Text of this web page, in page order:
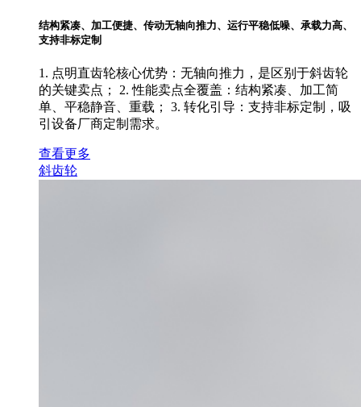
结构紧凑、加工便捷、传动无轴向推力、运行平稳低噪、承载力高、
支持非标定制
1. 点明直齿轮核心优势：无轴向推力，是区别于斜齿轮
的关键卖点； 2. 性能卖点全覆盖：结构紧凑、加工简
单、平稳静音、重载； 3. 转化引导：支持非标定制，吸
引设备厂商定制需求。
查看更多
斜齿轮